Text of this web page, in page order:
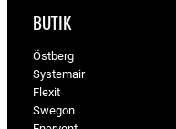
BUTIK
Östberg
Systemair
Flexit
Swegon